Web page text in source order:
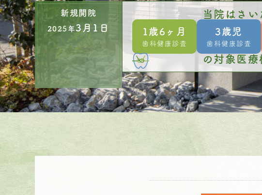
新規開院
2025年 3月1日
当院はさい
1歳6ヶ月
歯科健康診査
3歳児
歯科健康診査
の対象医